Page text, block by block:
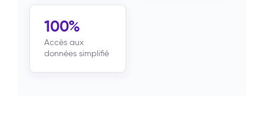
100%
Accès aux
données simplifié